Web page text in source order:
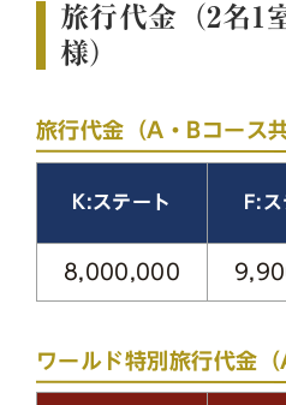
旅行代金（2名1
様）
旅行代金（A・Bコース共
K:ステート F:
8,000,000
ワールド特別旅行代金（